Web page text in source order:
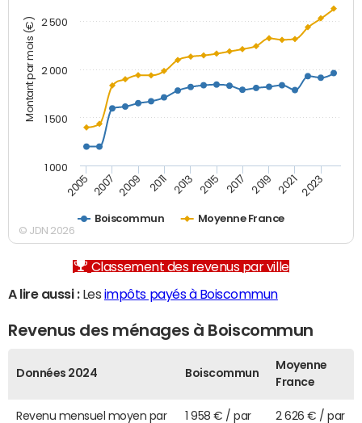
Montant par mois (€)
Boiscommun Moyenne France
2005 2007 2009 2011 2013 2015 2017 2019 2021 2023
1 000
1 500
2 000
2 500
© JDN 2026
Classement des revenus par ville
A lire aussi :Les impôts payés à Boiscommun
Revenus des ménages à Boiscommun
Données 2024 Boiscommun
Moyenne
France
Revenu mensuel moyen par
1 958 € / par
2 626 € / par